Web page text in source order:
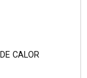
CALOR